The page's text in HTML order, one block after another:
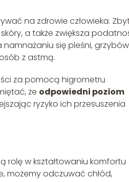
na zdrowie człowieka.
a także zwiększa
się pleśni, grzybów
z astmą.
za pomocą higrometru
że odpowiedni poziom
ryzyko ich przesuszenia
w kształtowaniu komfortu
możemy odczuwać chłód,